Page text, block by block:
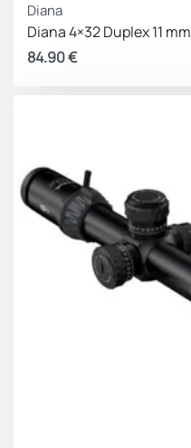
Diana
Diana 4×32 Duplex 11 mm
84.90€